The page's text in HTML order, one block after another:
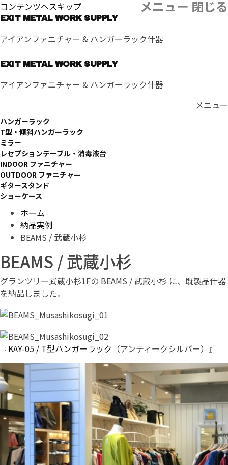
コンテンツへスキップ メニュー 閉じる
EXIT METAL WORK SUPPLY
アイアンファニチャー & ハンガーラック什器
EXIT METAL WORK SUPPLY
アイアンファニチャー & ハンガーラック什器
メニュー
ハンガーラック
T型・傾斜ハンガーラック
ミラー
レセプションテーブル・消毒液台
INDOOR ファニチャー
OUTDOOR ファニチャー
ギタースタンド
ショーケース
ホーム
納品実例
BEAMS / 武蔵小杉
BEAMS / 武蔵小杉
グランツリー武蔵小杉1Fの BEAMS / 武蔵小杉 に、既製品什器
を納品しました。
『KAY-05 / T型ハンガーラック （アンティークシルバー）』